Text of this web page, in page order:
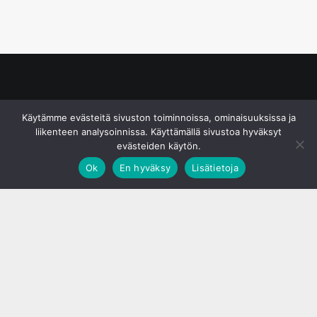
Käytämme evästeitä sivuston toiminnoissa, ominaisuuksissa ja
liikenteen analysoinnissa. Käyttämällä sivustoa hyväksyt
evästeiden käytön.
Ok
En hyväksy Lisätietoja